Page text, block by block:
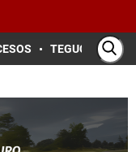
TEGUCIGALPA